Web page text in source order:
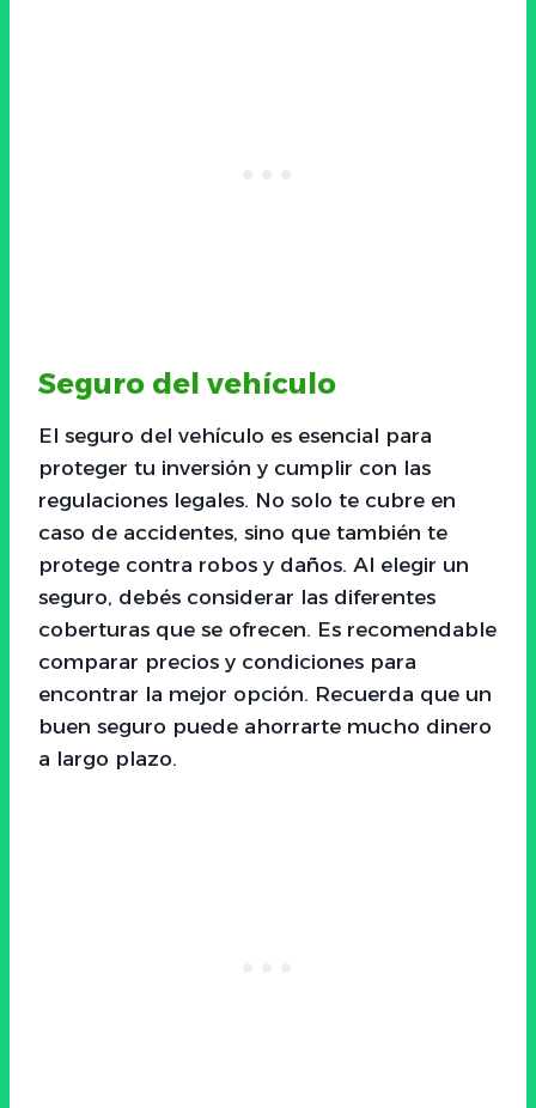
Seguro del vehículo
El seguro del vehículo es esencial para
proteger tu inversión y cumplir con las
regulaciones legales. No solo te cubre en
caso de accidentes, sino que también te
protege contra robos y daños. Al elegir un
seguro, debés considerar las diferentes
coberturas que se ofrecen. Es recomendable
comparar precios y condiciones para
encontrar la mejor opción. Recuerda que un
buen seguro puede ahorrarte mucho dinero
a largo plazo.